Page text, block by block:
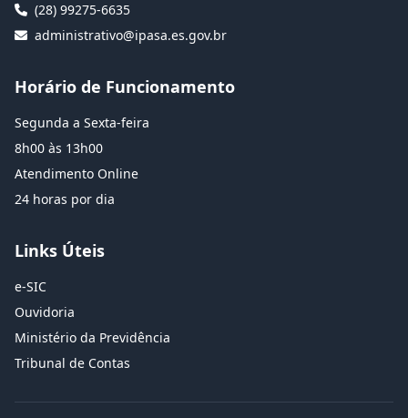
(28) 99275-6635
administrativo@ipasa.es.gov.br
Horário de Funcionamento
Segunda a Sexta-feira
8h00 às 13h00
Atendimento Online
24 horas por dia
Links Úteis
e-SIC
Ouvidoria
Ministério da Previdência
Tribunal de Contas